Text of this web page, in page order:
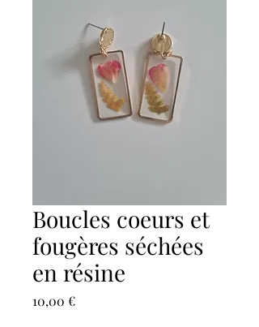
Boucles coeurs et
fougères séchées
en résine
10,00 €Prezzo